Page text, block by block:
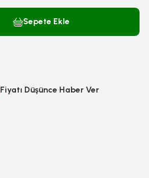
Sepete Ekle
Fiyatı Düşünce Haber Ver